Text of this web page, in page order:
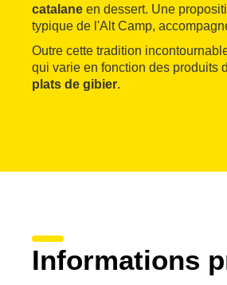
catalane en dessert. Une
typique de l'Alt Camp,
Outre cette tradition
qui varie en fonction des produits
plats de gibier.
Informations